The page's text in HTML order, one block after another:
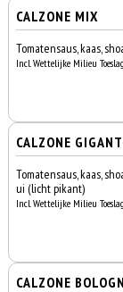
CALZONE MIX
Tomatensaus, kaas,
Incl. Wettelijke Milieu
CALZONE
Tomatensaus, kaas,
ui (licht pikant)
Incl. Wettelijke Milieu
CALZONE